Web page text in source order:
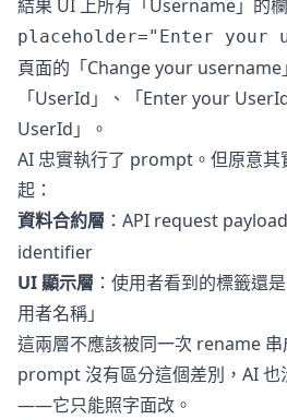
結果 UI 上所有「Username」的
placeholder="Enter your
頁面的「Change your username
「UserId」、「Enter your
UserId」。
AI 忠實執行了 prompt。但原意其
起：
資料合約層 ：API request
identifier
UI 顯示層 ：使用者看到的標籤還
用者名稱」
這兩層不應該被同一次 rename
prompt 沒有區分這個差別，AI 也
——它只能照字面改。